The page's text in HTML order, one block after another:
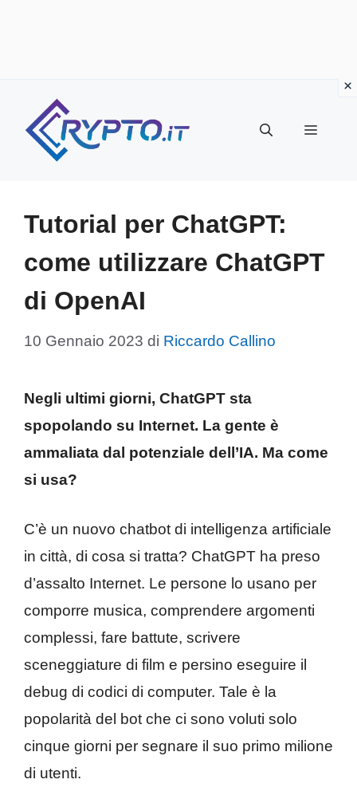
contenuto
Menu
Tutorial per ChatGPT:
come utilizzare ChatGPT
di OpenAI
10 Gennaio 2023 di Riccardo Callino
Negli ultimi giorni, ChatGPT sta
spopolando su Internet. La gente è
ammaliata dal potenziale dell’IA. Ma come
si usa?
C’è un nuovo chatbot di intelligenza artificiale
in città, di cosa si tratta? ChatGPT ha preso
d’assalto Internet. Le persone lo usano per
comporre musica, comprendere argomenti
complessi, fare battute, scrivere
sceneggiature di film e persino eseguire il
debug di codici di computer. Tale è la
popolarità del bot che ci sono voluti solo
cinque giorni per segnare il suo primo milione
di utenti.